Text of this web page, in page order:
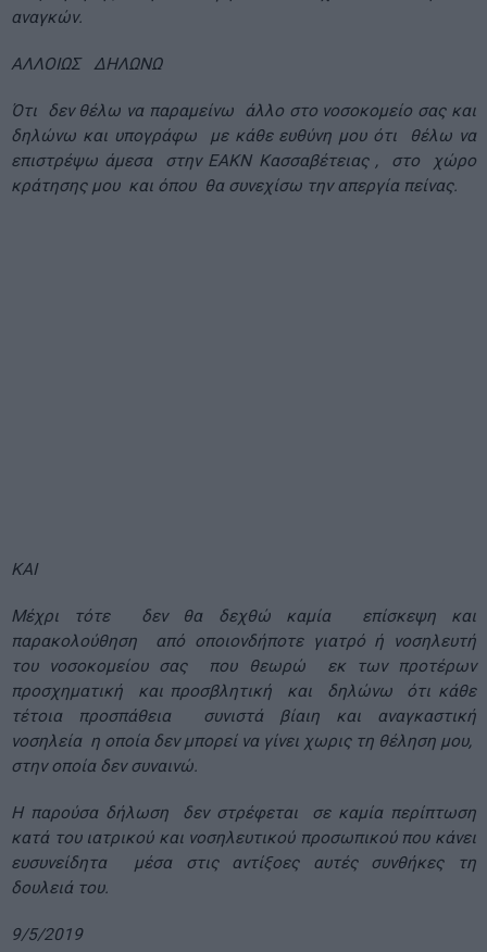
αναγκών.
ΑΛΛΟΙΩΣ ΔΗΛΩΝΩ
Ότι δεν θέλω να παραμείνω άλλο στο νοσοκομείο σας και
δηλώνω και υπογράφω με κάθε ευθύνη μου ότι θέλω να
επιστρέψω άμεσα στην ΕΑΚΝ Κασσαβέτειας , στο χώρο
κράτησης μου και όπου θα συνεχίσω την απεργία πείνας.
ΚΑΙ
Μέχρι τότε δεν θα δεχθώ καμία επίσκεψη και
παρακολούθηση από οποιονδήποτε γιατρό ή νοσηλευτή
του νοσοκομείου σας που θεωρώ εκ των προτέρων
προσχηματική και προσβλητική και δηλώνω ότι κάθε
τέτοια προσπάθεια συνιστά βίαιη και αναγκαστική
νοσηλεία η οποία δεν μπορεί να γίνει χωρις τη θέληση μου,
στην οποία δεν συναινώ.
Η παρούσα δήλωση δεν στρέφεται σε καμία περίπτωση
κατά του ιατρικού και νοσηλευτικού προσωπικού που κάνει
ευσυνείδητα μέσα στις αντίξοες αυτές συνθήκες τη
δουλειά του.
9/5/2019